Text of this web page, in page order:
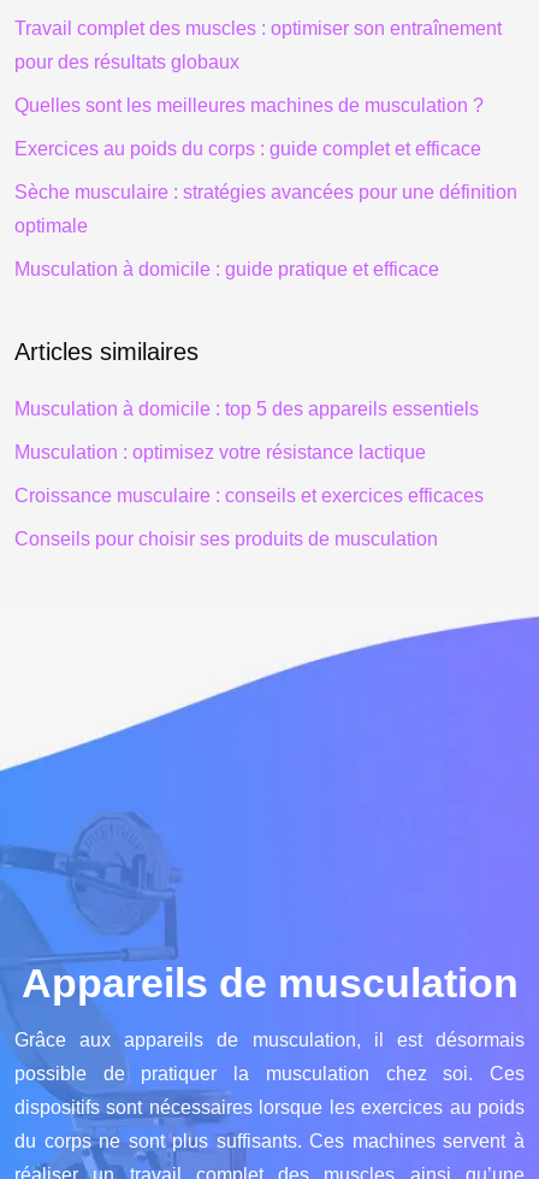
Travail complet des muscles : optimiser son entraînement
pour des résultats globaux
Quelles sont les meilleures machines de musculation ?
Exercices au poids du corps : guide complet et efficace
Sèche musculaire : stratégies avancées pour une définition
optimale
Musculation à domicile : guide pratique et efficace
Articles similaires
Musculation à domicile : top 5 des appareils essentiels
Musculation : optimisez votre résistance lactique
Croissance musculaire : conseils et exercices efficaces
Conseils pour choisir ses produits de musculation
Appareils de musculation
Grâce aux appareils de musculation, il est désormais
possible de pratiquer la musculation chez soi. Ces
dispositifs sont nécessaires lorsque les exercices au poids
du corps ne sont plus suffisants. Ces machines servent à
réaliser un travail complet des muscles ainsi qu’une